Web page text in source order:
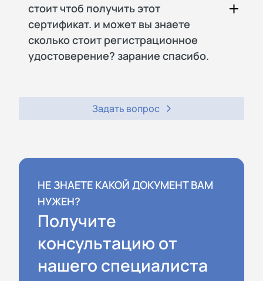
стоит чтоб получить этот
сертификат. и может вы знаете
сколько стоит регистрационное
удостоверение? зарание спасибо.
Задать вопрос
НЕ ЗНАЕТЕ КАКОЙ ДОКУМЕНТ ВАМ
НУЖЕН?
Получите
консультацию от
нашего специалиста